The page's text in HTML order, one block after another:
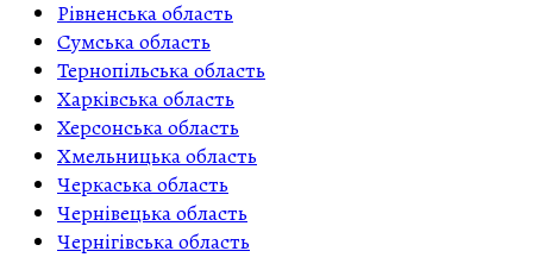
Рівненська область
Сумська область
Тернопільська область
Харківська область
Херсонська область
Хмельницька область
Черкаська область
Чернівецька область
Чернігівська область